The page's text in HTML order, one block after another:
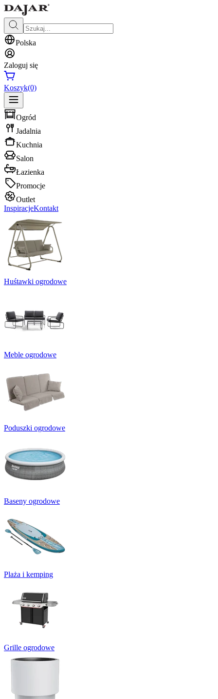
Polska
Zaloguj się
Koszyk(0)
Ogród
Jadalnia
Kuchnia
Salon
Łazienka
Promocje
Outlet
InspiracjeKontakt
Huśtawki ogrodowe
Meble ogrodowe
Poduszki ogrodowe
Baseny ogrodowe
Plaża i kemping
Grille ogrodowe